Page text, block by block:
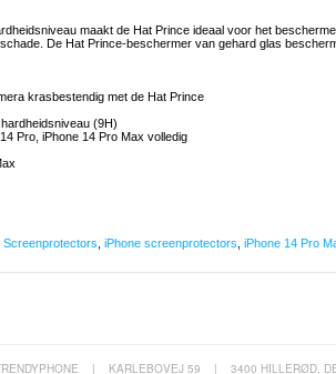
maakt de Hat Prince ideaal voor het
De Hat Prince-beschermer van gehard glas
krasbestendig met de Hat Prince
(9H)
Pro, iPhone 14 Pro Max volledig
Screenprotectors iPhone screenprotectors iPhone 14 Pro
| KARLEBOVEJ 59 | 3400 HILLERØD,